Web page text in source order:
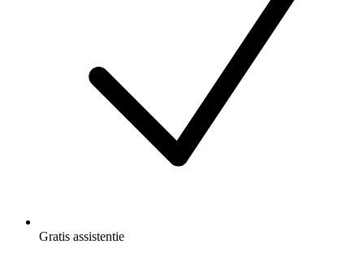
Gratis assistentie